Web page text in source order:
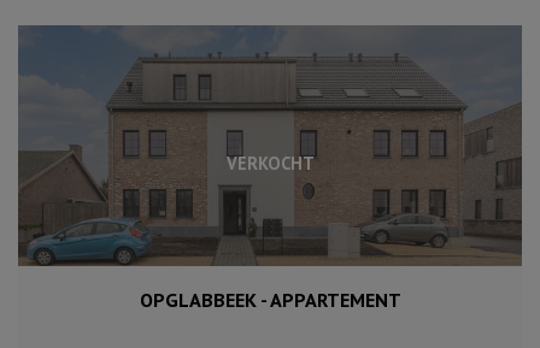
VERKOCHT
93 m² 2
OPGLABBEEK - APPARTEMENT